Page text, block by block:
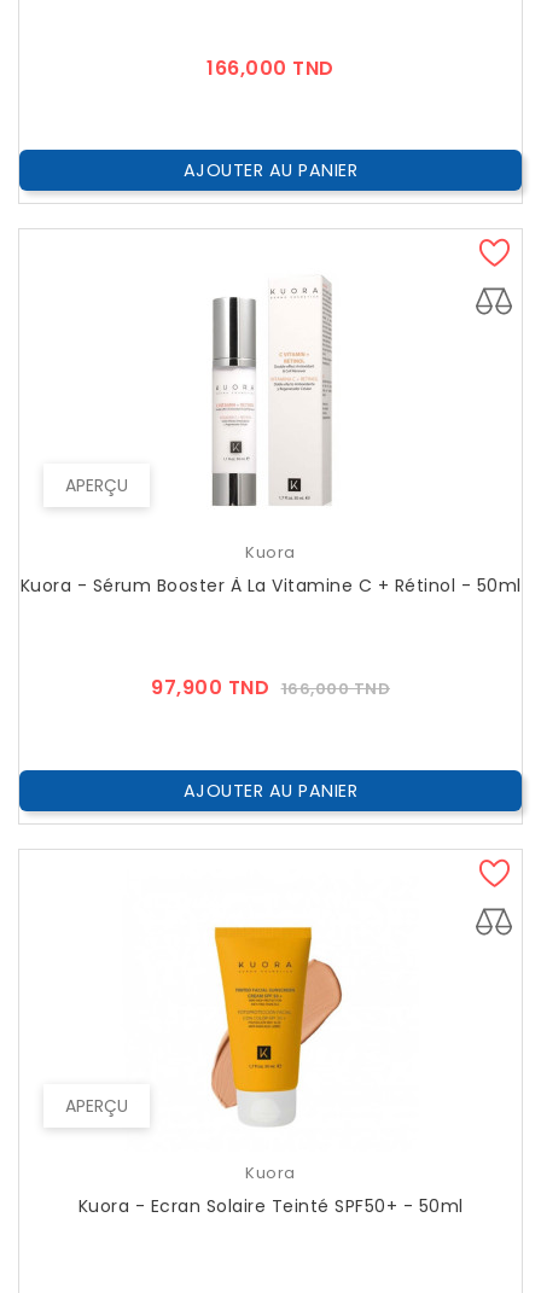
166,000 TND
AJOUTER AU PANIER
APERÇU
Kuora
Kuora - Sérum Booster À La Vitamine C + Rétinol - 50ml
97,900 TND Prix
166,000 TNDPrix
AJOUTER AU PANIER
APERÇU
Kuora
Kuora - Ecran Solaire Teinté SPF50+ - 50ml